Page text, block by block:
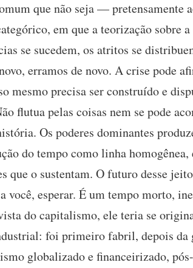
que não seja — pretensamente
em que a teorização sobre
se sucedem, os atritos se
erramos de novo. A crise pode
mesmo precisa ser construído e
flutua pelas coisas nem se pode
Os poderes dominantes
do tempo como linha
o sustentam. O futuro desse
você, esperar. É um tempo morto,
do capitalismo, ele teria se
foi primeiro fabril, depois da
globalizado e financeirizado,